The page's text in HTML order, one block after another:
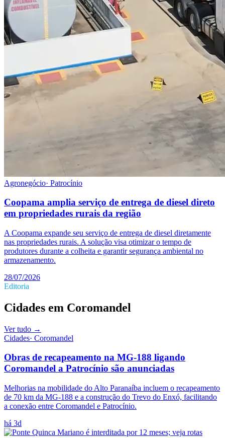
Agronegócio· Patrocínio
Coopama amplia serviço de entrega de diesel direto
em propriedades rurais da região
A Coopama expande seu serviço de entrega de diesel diretamente
nas propriedades rurais. A solução visa otimizar o tempo de
produtores durante a colheita e garantir segurança ambiental no
armazenamento.
28/07/2026
Editoria
Cidades em Coromandel
Ver tudo →
Cidades· Coromandel
Obras de recapeamento na MG-188 ligando
Coromandel a Patrocínio são anunciadas
Melhorias na mobilidade do Alto Paranaíba incluem o recapeamento
de 70 km da MG-188 e a construção do Trevo do Enxó, facilitando
a conexão entre Coromandel e Patrocínio.
há 3d